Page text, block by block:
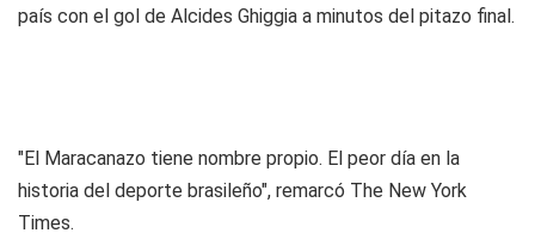
país con el gol de Alcides Ghiggia a minutos del pitazo final.
"El Maracanazo tiene nombre propio. El peor día en la
historia del deporte brasileño", remarcó The New York
Times.